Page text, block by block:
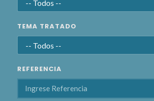
TEMA TRATADO
REFERENCIA